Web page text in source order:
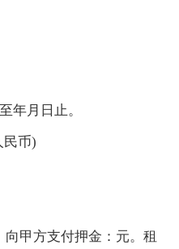
年月日止。
民币)
甲方支付押金：元。租